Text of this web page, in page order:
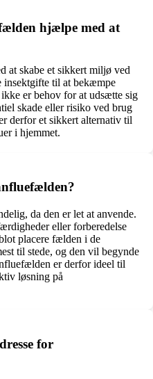
hjælpe med at
at skabe et sikkert miljø ved
insektgifte til at bekæmpe
er behov for at udsætte sig
skade eller risiko ved brug
derfor et sikkert alternativ til
i hjemmet.
da den er let at anvende.
eller forberedelse
placere fælden i de
til stede, og den vil begynde
er derfor ideel til
løsning på
for